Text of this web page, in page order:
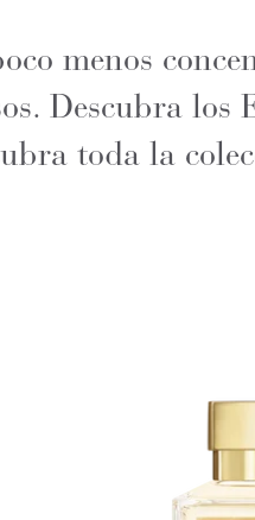
menos
Descubra los
toda la